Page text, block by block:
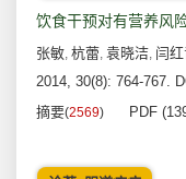
饮食干预对有营养风
张敏, 杭蕾, 袁晓洁, 闫
2014, 30(8): 764-767.
摘要(2569) PDF